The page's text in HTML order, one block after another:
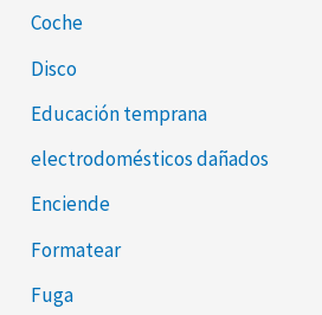
Coche
Disco
Educación temprana
electrodomésticos dañados
Enciende
Formatear
Fuga